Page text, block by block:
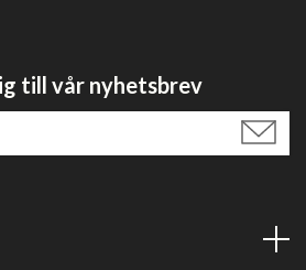
till vår nyhetsbrev